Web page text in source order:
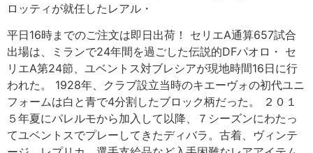
ロッティが就任したレアル・
平日16時までのご注文は即日出荷！ セリエA通算657試合
出場は、ミランで24年間を過ごした伝説的DFパオロ・ セ
リエA第24節、ユベントス対ブレシアが現地時間16日に行
われた。 1928年、クラブ設立当時のキエーヴォの初代ユニ
フォームは白と青で4分割したブロック柄だった。 ２０１
５年夏にパレルモから加入して以降、７シーズンにわたっ
てユベントスでプレーしてきたディバラ。古着、ヴィンテ